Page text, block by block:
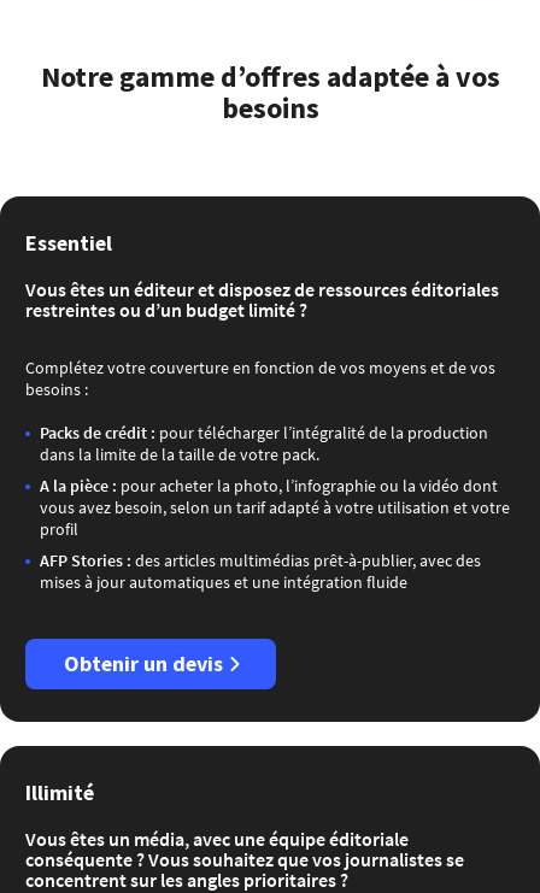
Notre gamme d’offres adaptée à vos
besoins
Essentiel
​Vous êtes un éditeur et disposez de ressources éditoriales
restreintes ou d’un budget limité ?
Complétez votre couverture en fonction de vos moyens et de vos
besoins :
Packs de crédit : pour télécharger l’intégralité de la production
dans la limite de la taille de votre pack.
A la pièce : pour acheter la photo, l’infographie ou la vidéo dont
vous avez besoin, selon un tarif adapté à votre utilisation et votre
profil
AFP Stories : des articles multimédias prêt-à-publier, avec des
mises à jour automatiques et une intégration fluide​
Obtenir un devis
Illimité
Vous êtes un média, avec une équipe éditoriale
conséquente ? Vous souhaitez que vos journalistes se
concentrent sur les angles prioritaires ?